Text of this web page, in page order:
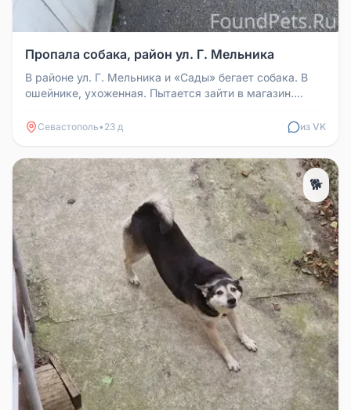
Пропала собака, район ул. Г. Мельника
В районе ул. Г. Мельника и «Сады» бегает собака. В
ошейнике, ухоженная. Пытается зайти в магазин.
Севастополь• 23 д из VK
🐕